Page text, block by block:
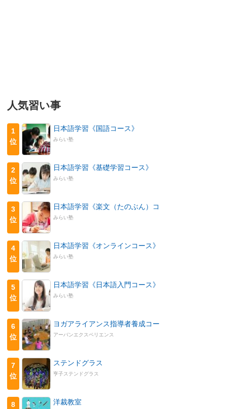
人気習い事
1
位
日本語学習《国語コース》
みらい塾
2
位
日本語学習《基礎学習コース》
みらい塾
3
位
日本語学習《楽文（たのぶん）コ
みらい塾
4
位
日本語学習《オンラインコース》
みらい塾
5
位
日本語学習《日本語入門コース》
みらい塾
6
位
ヨガアライアンス指導者養成コー
アーバンエクスペリエンス
7
位
ステンドグラス
亨子ステンドグラス
8
洋裁教室